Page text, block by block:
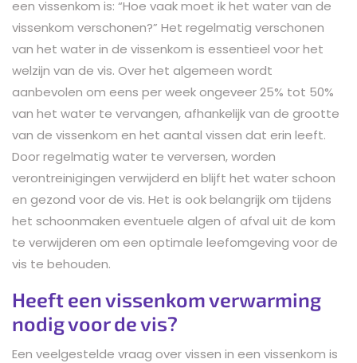
een vissenkom is: “Hoe vaak moet ik het water van de
vissenkom verschonen?” Het regelmatig verschonen
van het water in de vissenkom is essentieel voor het
welzijn van de vis. Over het algemeen wordt
aanbevolen om eens per week ongeveer 25% tot 50%
van het water te vervangen, afhankelijk van de grootte
van de vissenkom en het aantal vissen dat erin leeft.
Door regelmatig water te verversen, worden
verontreinigingen verwijderd en blijft het water schoon
en gezond voor de vis. Het is ook belangrijk om tijdens
het schoonmaken eventuele algen of afval uit de kom
te verwijderen om een optimale leefomgeving voor de
vis te behouden.
Heeft een vissenkom verwarming
nodig voor de vis?
Een veelgestelde vraag over vissen in een vissenkom is